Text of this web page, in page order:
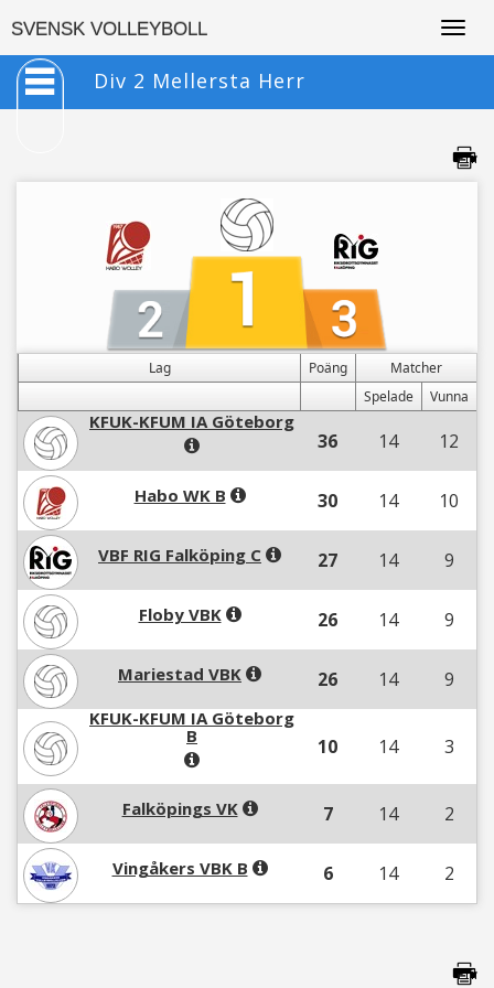
SVENSK VOLLEYBOLL
Div 2 Mellersta Herr
Lag Poäng
Matcher
Spelade
Vunna
KFUK-KFUM IA Göteborg
36 14 12
Habo WK B 30 14 10
VBF RIG Falköping C 27 14 9
Floby VBK 26 14 9
Mariestad VBK 26 14 9
KFUK-KFUM IA Göteborg
B
10 14 3
Falköpings VK 7 14 2
Vingåkers VBK B 6 14 2